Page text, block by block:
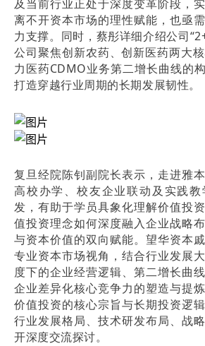
及当前行业正处于深度变革阶段，
离不开资本市场的理性赋能，也亟
力支撑。同时，蔡彤详细介绍公司
公司聚焦创新农药、创新医药两大
力医药CDMO业务第二增长曲线的
打造穿越行业周期的长期发展韧性。
复旦经院陈钊副院长表示，走进雅
高校办学、校友企业联动及实践
发，有助于学员具象化理解价值投
值投资理念如何深度融入企业战略
与资本价值的双向赋能。望华资本
专业资本市场视角，结合行业发展
度下的企业经营逻辑、第二增长曲
企业差异化核心竞争力的塑造与提
价值投资的核心宗旨与长期投资逻
行业发展格局、技术研发布局、战
开深度交流探讨。